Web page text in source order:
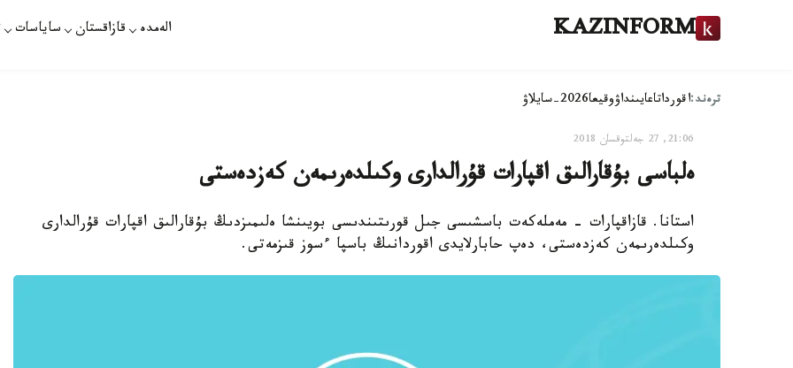
KAZINFORM الەمدە قازاقستان ساياسات
ترەند:اقورداتاعايىنداۋوقيعا2026-سايلاۋ
21:06, 27 جەلتوقسان 2018
ەلباسى بۇقارالىق اقپارات قۇرالدارى وكىلدەرىمەن كەزدەستى
استانا. قازاقپارات - مەملەكەت باسشىسى جىل قورىتىندىسى بويىنشا ەلىمىزدىڭ بۇقارالىق اقپارات قۇرالدارى
وكىلدەرىمەن كەزدەستى، دەپ حابارلايدى اقوردانىڭ باسپا ءسوز قىزمەتى.